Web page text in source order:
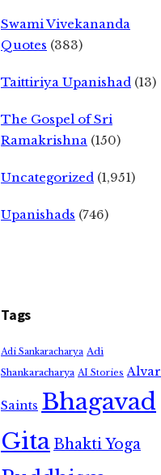
Swami Vivekananda
Quotes (383)
Taittiriya Upanishad (13)
The Gospel of Sri
Ramakrishna (150)
Uncategorized (1,951)
Upanishads (746)
Tags
Adi Sankaracharya Adi
Shankaracharya AI Stories Alvar
Saints Bhagavad
GitaBhakti Yoga